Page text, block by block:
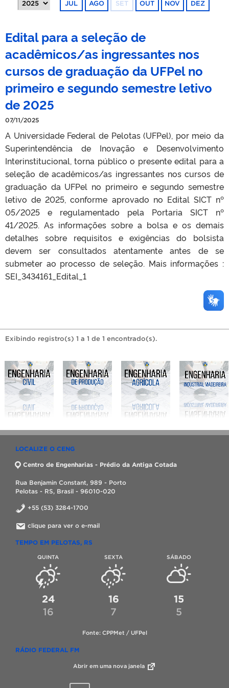
JUL AGO SET OUT NOV DEZ
Edital para a seleção de
acadêmicos/as ingressantes nos
cursos de graduação da UFPel no
primeiro e segundo semestre letivo
de 2025
07/11/2025
A Universidade Federal de Pelotas (UFPel), por meio da
Superintendência de Inovação e Desenvolvimento
Interinstitucional, torna público o presente edital para a
seleção de acadêmicos/as ingressantes nos cursos de
graduação da UFPel no primeiro e segundo semestre
letivo de 2025, conforme aprovado no Edital SICT nº
05/2025 e regulamentado pela Portaria SICT nº
41/2025. As informações sobre a bolsa e os demais
detalhes sobre requisitos e exigências do bolsista
devem ser consultados atentamente antes de se
submeter ao processo de seleção. Mais informações :
SEI_3434161_Edital_1
Exibindo registro(s) 1 a 1 de 1 encontrado(s).
LOCALIZE O CENG
Centro de Engenharias - Prédio da Antiga Cotada
Rua Benjamin Constant, 989 - Porto
Pelotas - RS, Brasil - 96010-020
+55 (53) 3284-1700
clique para ver o e-mail
TEMPO EM PELOTAS, RS
QUINTA
24
16
SEXTA
16
7
SÁBADO
15
5
Fonte: CPPMet / UFPel
RÁDIO FEDERAL FM
Abrir em uma nova janela